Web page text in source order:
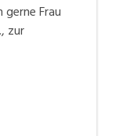
Frau
zur